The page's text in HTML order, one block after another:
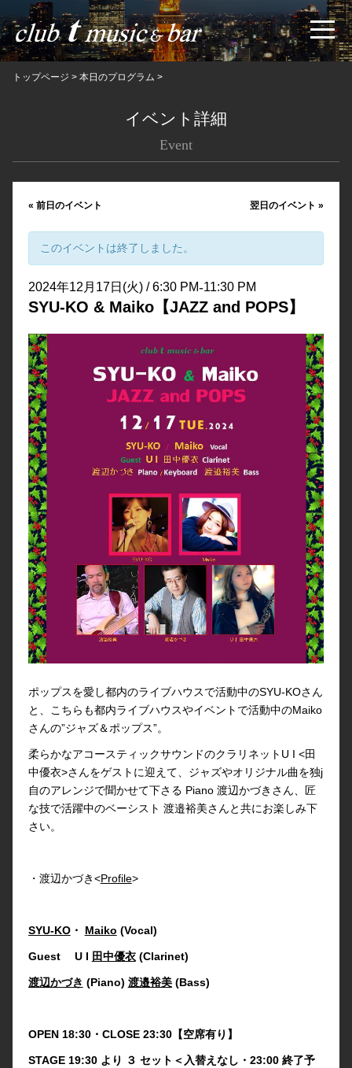
トップページ > 本日のプログラム >
イベント詳細
Event
« 前日のイベント 翌日のイベント»
このイベントは終了しました。
2024年12月17日(火) / 6:30 PM-11:30 PM
SYU-KO & Maiko【JAZZ and POPS】
ポップスを愛し都内のライブハウスで活動中のSYU-KOさん
と、こちらも都内ライブハウスやイベントで活動中のMaiko
さんの”ジャズ＆ポップス”。
柔らかなアコースティックサウンドのクラリネットU I <田
中優衣>さんをゲストに迎えて、ジャズやオリジナル曲を独j
自のアレンジで聞かせて下さる Piano 渡辺かづきさん、匠
な技で活躍中のベーシスト 渡邉裕美さんと共にお楽しみ下
さい。
・渡辺かづき<Profile>
SYU-KO・ Maiko (Vocal)
Guest U I 田中優衣(Clarinet)
渡辺かづき (Piano) 渡邉裕美(Bass)
OPEN 18:30・CLOSE 23:30【空席有り】
STAGE 19:30 より ３ セット＜入替えなし・23:00 終了予